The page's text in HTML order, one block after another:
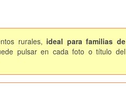
rurales, ideal para familias de
pulsar en cada foto o título del